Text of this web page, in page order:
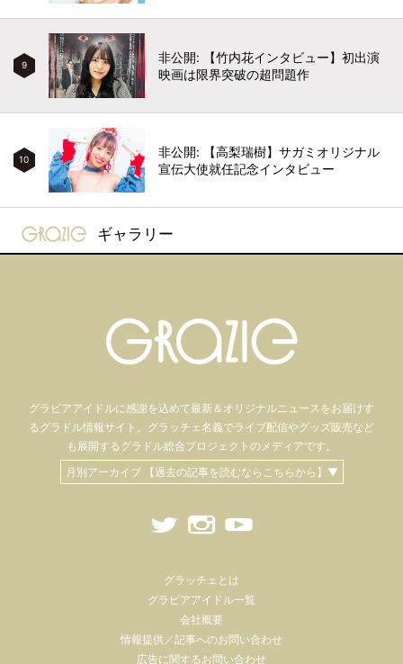
9
非公開: 【竹内花インタビュー】初出演
映画は限界突破の超問題作
10
非公開: 【高梨瑞樹】サガミオリジナル
宣伝大使就任記念インタビュー
gravure-grazie
ギャラリー
グラビアアイドルに感謝を込めて最新＆オリジナルニュースをお届けす
るグラドル情報サイト。 グラッチェ名義でライブ配信やグッズ販売など
も 展開するグラドル総合プロジェクトのメディアです。
月別アーカイブ 【過去の記事を読むならこちらから】▼
グラッチェとは
グラビアアイドル一覧
会社概要
情報提供／記事へのお問い合わせ
広告に関するお問い合わせ